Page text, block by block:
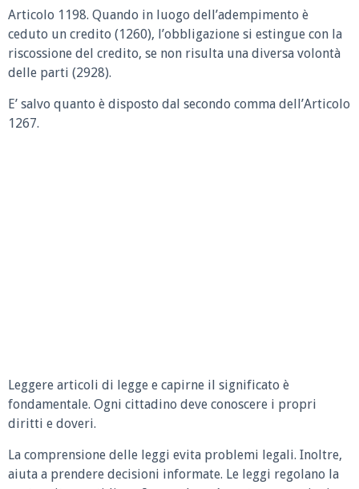
Articolo 1198. Quando in luogo dell’adempimento è
ceduto un credito (1260), l’obbligazione si estingue con la
riscossione del credito, se non risulta una diversa volontà
delle parti (2928).
E’ salvo quanto è disposto dal secondo comma dell’Articolo
1267.
Leggere articoli di legge e capirne il significato è
fondamentale. Ogni cittadino deve conoscere i propri
diritti e doveri.
La comprensione delle leggi evita problemi legali. Inoltre,
aiuta a prendere decisioni informate. Le leggi regolano la